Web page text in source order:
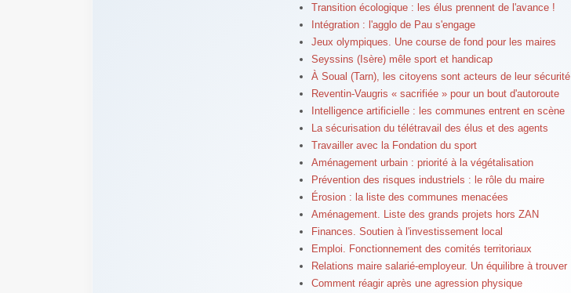
Transition écologique : les élus prennent de l'avance !
Intégration : l'agglo de Pau s'engage
Jeux olympiques. Une course de fond pour les maires
Seyssins (Isère) mêle sport et handicap
À Soual (Tarn), les citoyens sont acteurs de leur sécurité
Reventin-Vaugris « sacrifiée » pour un bout d'autoroute
Intelligence artificielle : les communes entrent en scène
La sécurisation du télétravail des élus et des agents
Travailler avec la Fondation du sport
Aménagement urbain : priorité à la végétalisation
Prévention des risques industriels : le rôle du maire
Érosion : la liste des communes menacées
Aménagement. Liste des grands projets hors ZAN
Finances. Soutien à l'investissement local
Emploi. Fonctionnement des comités territoriaux
Relations maire salarié-employeur. Un équilibre à trouver
Comment réagir après une agression physique